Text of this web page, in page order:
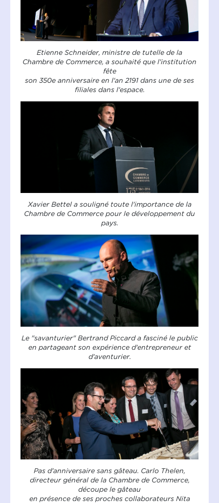
Etienne Schneider, ministre de tutelle de la
Chambre de Commerce, a souhaité que l'institution
fête
son 350e anniversaire en l'an 2191 dans une de ses
filiales dans l'espace.
Xavier Bettel a souligné toute l'importance de la
Chambre de Commerce pour le développement du
pays.
Le "savanturier" Bertrand Piccard a fasciné le public
en partageant son expérience d'entrepreneur et
d'aventurier.
Pas d'anniversaire sans gâteau. Carlo Thelen,
directeur général de la Chambre de Commerce,
découpe le gâteau
en présence de ses proches collaborateurs Nita